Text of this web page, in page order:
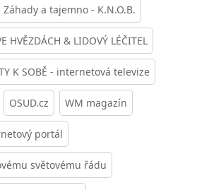
Záhady a tajemno - K.N.O.B.
HVĚZDÁCH & LIDOVÝ LÉČITEL
K SOBĚ - internetová televize
OSUD.cz WM magazín
portál
světovému řádu